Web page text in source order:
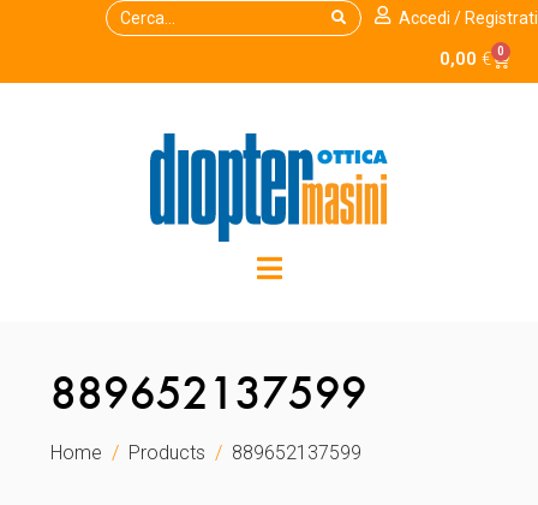
Accedi / Registrati
0,00 € 0
889652137599
Home Products 889652137599